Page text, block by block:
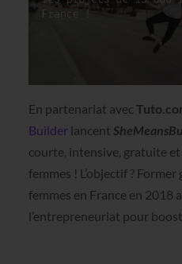
En partenariat avec
Builderlancent
courte, intensive, gratuite
femmes ! L’objectif ?
femmes en France en 2018
l’entrepreneuriat pour